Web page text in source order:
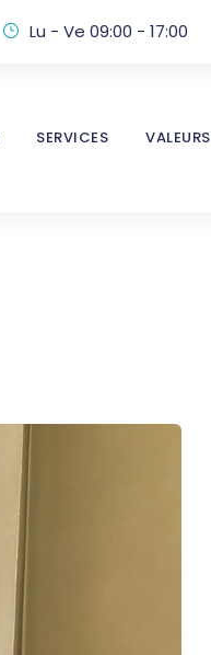
Lu - Ve 09:00 - 17:00
SERVICES VALEURS